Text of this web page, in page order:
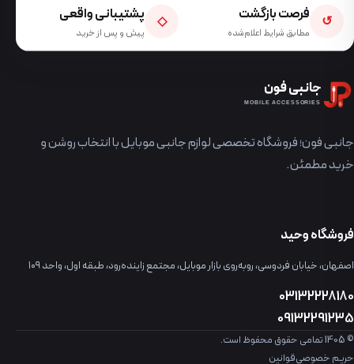
↺ فرصت بازگشت
مطابق شرایط اعلام‌شده
◇ پشتیبانی واقعی
پیش و پس از خرید
جانبی فون
MOBILE ACCESSORIES
جانبی فون؛ فروشگاه تخصصی لوازم جانبی موبایل با انتخاب روشن و
خرید مطمئن.
فروشگاه وحید
اصفهان، خیابان فردوسی، روبه‌روی بازار موبایل، مجتمع زاینده‌رود، طبقه اول، واحد ۱۰۹
03132228180
09132291235
© 1405 تمامی حقوق محفوظ است.
حریم خصوصیقوانین